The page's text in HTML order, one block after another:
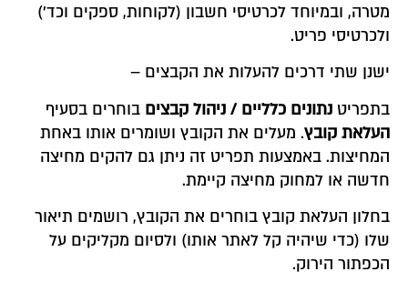
מטרה, ובמיוחד לכרטיסי חשבון (לקוחות, ספקים וכד')
ולכרטיסי פריט.
ישנן שתי דרכים להעלות את הקבצים –
בתפריט נתונים כלליים / ניהול קבצים בוחרים בסעיף
העלאת קובץ. מעלים את הקובץ ושומרים אותו באחת
המחיצות. באמצעות תפריט זה ניתן גם להקים מחיצה
חדשה או למחוק מחיצה קיימת.
בחלון העלאת קובץ בוחרים את הקובץ, רושמים תיאור
שלו (כדי שיהיה קל לאתר אותו) ולסיום מקליקים על
הכפתור הירוק.